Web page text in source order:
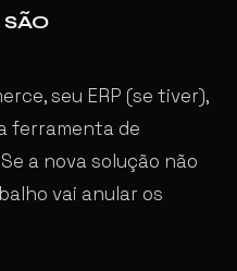
seu ERP (se tiver),
ferramenta de
a nova solução não
vai anular os